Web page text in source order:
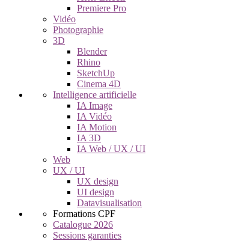
Premiere Pro
Vidéo
Photographie
3D
Blender
Rhino
SketchUp
Cinema 4D
Intelligence artificielle
IA Image
IA Vidéo
IA Motion
IA 3D
IA Web / UX / UI
Web
UX / UI
UX design
UI design
Datavisualisation
Formations CPF
Catalogue 2026
Sessions garanties